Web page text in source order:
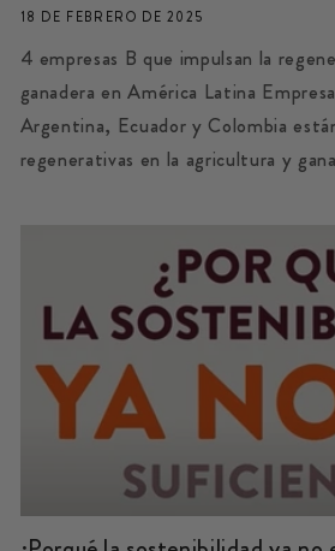
18 DE FEBRERO DE 2025
4 empresas B que impulsan la
ganadera en América Latina
Argentina, Ecuador y Colombia
regenerativas en la agricultura y